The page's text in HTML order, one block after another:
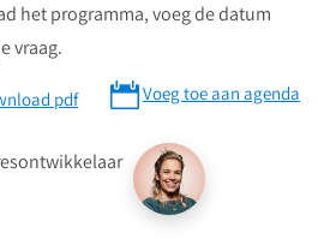
navigatiesysteem : 3511 BS
La Vie, welke langs de
wordt bewegwijzerd.
rechtstreekse doorgang naar La
zich aan de St. Jacobstraat
het programma, voeg de datum
vraag.
pdf Voeg toe aan agenda